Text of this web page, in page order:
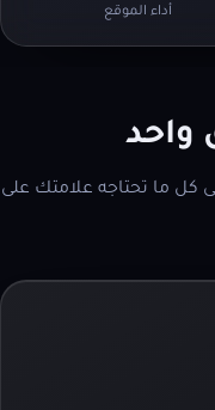
أداء الموقع
واحد
كل ما تحتاجه علامتك على